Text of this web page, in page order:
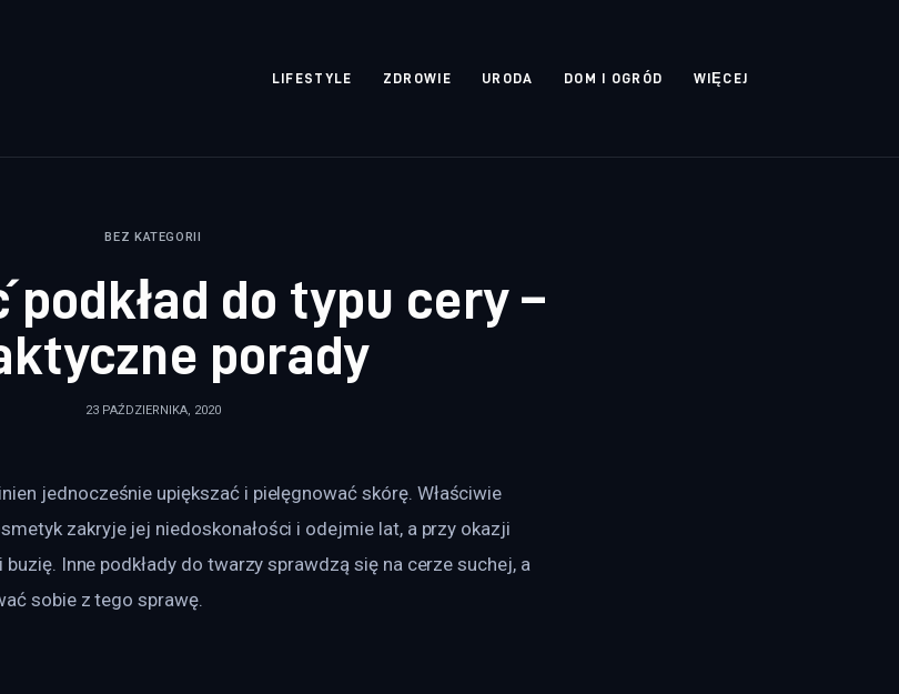
LIFESTYLE ZDROWIE URODA DOM I OGRÓD WIĘCEJ
BEZ KATEGORII
podkład do typu cery –
porady
23 PAŹDZIERNIKA, 2020
jednocześnie upiększać i pielęgnować skórę. Właściwie
zakryje jej niedoskonałości i odejmie lat, a przy okazji
Inne podkłady do twarzy sprawdzą się na cerze suchej, a
sobie z tego sprawę.